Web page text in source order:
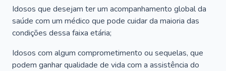
Idosos que desejam ter um acompanhamento global da
saúde com um médico que pode cuidar da maioria das
condições dessa faixa etária;
Idosos com algum comprometimento ou sequelas, que
podem ganhar qualidade de vida com a assistência do